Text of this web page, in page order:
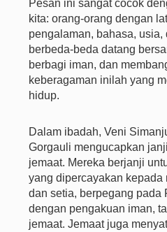
Pesan ini sangat cocok
kita: orang-orang dengan
pengalaman, bahasa, usia,
berbeda-beda datang
berbagi iman, dan
keberagaman inilah yang
hidup.
Dalam ibadah, Veni
Gorgauli mengucapkan
jemaat. Mereka berjanji
yang dipercayakan kepada
dan setia, berpegang pada
dengan pengakuan iman,
jemaat. Jemaat juga